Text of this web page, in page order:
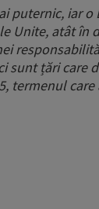
puternic, iar o
Unite, atât în
sunt țări care
termenul